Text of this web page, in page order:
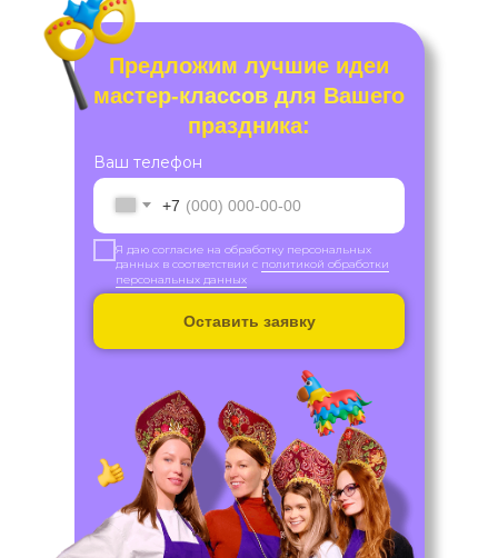
Предложим лучшие идеи
мастер-классов для Вашего
праздника:
Ваш телефон
+7
Я даю согласие на обработку персональных
данных в соответствии с политикой обработки
персональных данных
Оставить заявку